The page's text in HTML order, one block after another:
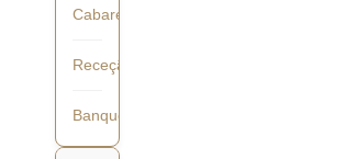
Cabaret
Receção
Banquete